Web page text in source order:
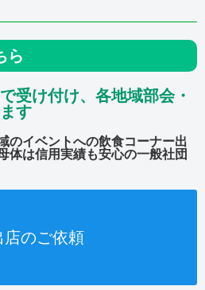
ら
受け付け、各地域部会・
す
のイベントへの飲食コーナー出
体は信用実績も安心の一般社団
店のご依頼